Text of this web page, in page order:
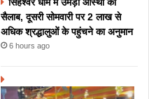
सैलाब, दूसरी सोमवारी पर 2 लाख से
अधिक श्रद्धालुओं के पहुंचने का अनुमान
6 hours ago